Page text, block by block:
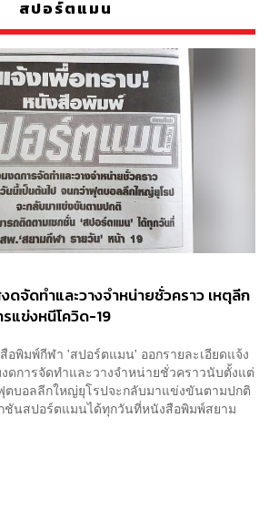
สปอร์ตแมน
ดจัดทำและวางจำหน่ายชั่วคราว เหตุลีก
แข่งหนีโควิด-19
พิมพ์กีฬา 'สปอร์ตแมน' ออกรายละเอียดแจ้ง
ดการจัดทำและวางจำหน่ายชั่วคราวนับตั้งแต่
ตบอลลีกใหญ่ยุโรปจะกลับมาแข่งขันตามปกติ
ชันสปอร์ตแมนได้ทุกวันที่หนังสือพิมพ์สยาม